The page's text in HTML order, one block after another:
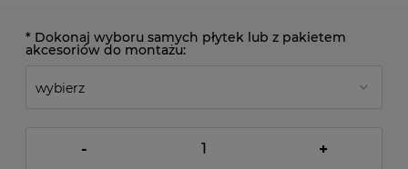
* Dokonaj wyboru samych płytek lub z pakietem
akcesoriów do montażu:
- +